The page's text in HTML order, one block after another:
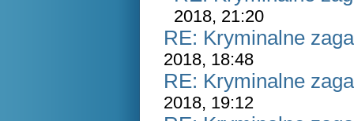
2018, 21:20
RE: Kryminalne
2018, 18:48
RE: Kryminalne
2018, 19:12